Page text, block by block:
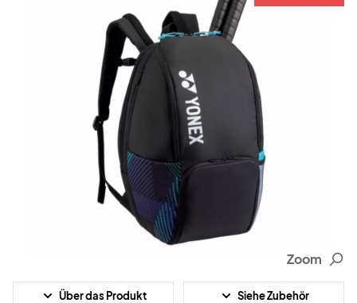
Zoom
Über das Produkt Siehe Zubehör